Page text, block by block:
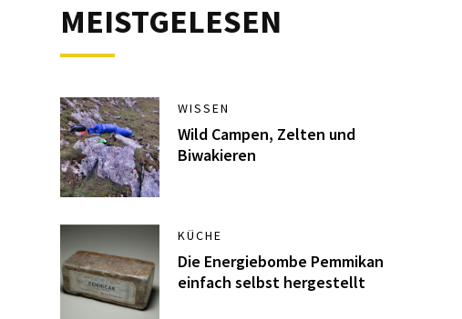
MEISTGELESEN
WISSEN
Wild Campen, Zelten und
Biwakieren
KÜCHE
Die Energiebombe Pemmikan
einfach selbst hergestellt